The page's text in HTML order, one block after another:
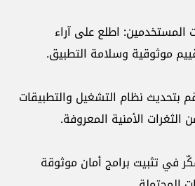
المستخدمين: اطلع على آراء
موثوقية وسلامة التطبيق.
بتحديث نظام التشغيل والتطبيقات
الثغرات الأمنية المعروفة.
في تثبيت برامج أمان موثوقة